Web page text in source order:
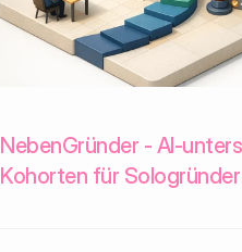
NebenGründer - AI-
Kohorten für Sologründer